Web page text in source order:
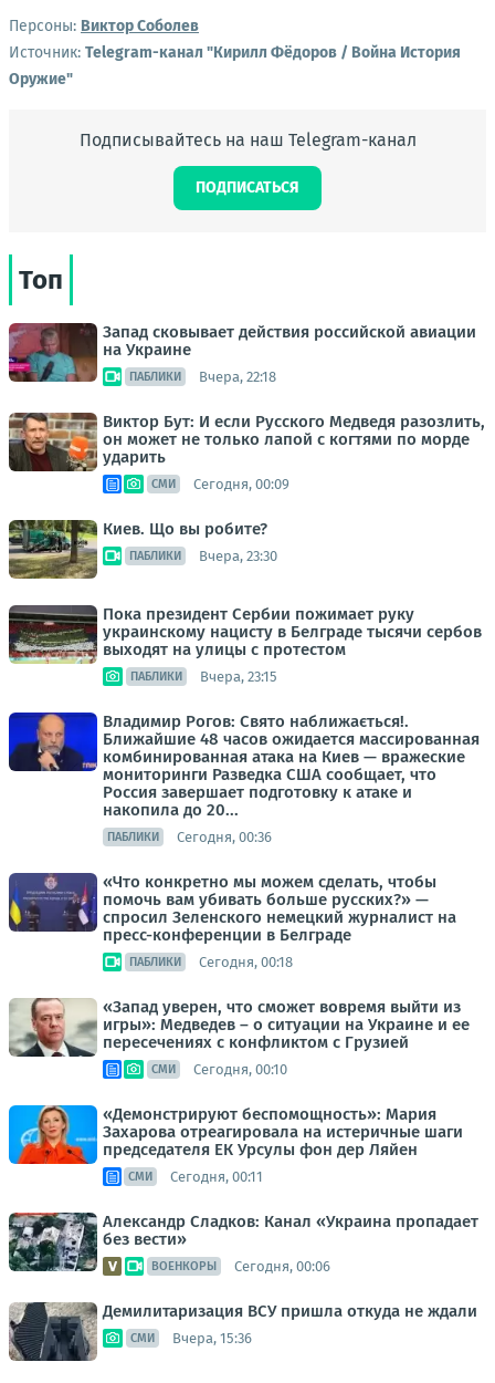
Персоны: Виктор Соболев
Источник: Telegram-канал "Кирилл Фёдоров / Война История
Оружие"
Подписывайтесь на наш Telegram-канал
ПОДПИСАТЬСЯ
Топ
Запад сковывает действия российской авиации
на Украине
ПАБЛИКИ Вчера, 22:18
Виктор Бут: И если Русского Медведя разозлить,
он может не только лапой с когтями по морде
ударить
СМИ Сегодня, 00:09
Киев. Що вы робите?
ПАБЛИКИ Вчера, 23:30
Пока президент Сербии пожимает руку
украинскому нацисту в Белграде тысячи сербов
выходят на улицы с протестом
ПАБЛИКИ Вчера, 23:15
Владимир Рогов: Свято наближається!.
Ближайшие 48 часов ожидается массированная
комбинированная атака на Киев — вражеские
мониторинги Разведка США сообщает, что
Россия завершает подготовку к атаке и
накопила до 20...
ПАБЛИКИ Сегодня, 00:36
«Что конкретно мы можем сделать, чтобы
помочь вам убивать больше русских?» —
спросил Зеленского немецкий журналист на
пресс-конференции в Белграде
ПАБЛИКИ Сегодня, 00:18
«Запад уверен, что сможет вовремя выйти из
игры»: Медведев – о ситуации на Украине и ее
пересечениях с конфликтом с Грузией
СМИ Сегодня, 00:10
«Демонстрируют беспомощность»: Мария
Захарова отреагировала на истеричные шаги
председателя ЕК Урсулы фон дер Ляйен
СМИ Сегодня, 00:11
Александр Сладков: Канал «Украина пропадает
без вести»
ВОЕНКОРЫ Сегодня, 00:06
Демилитаризация ВСУ пришла откуда не ждали
СМИ Вчера, 15:36